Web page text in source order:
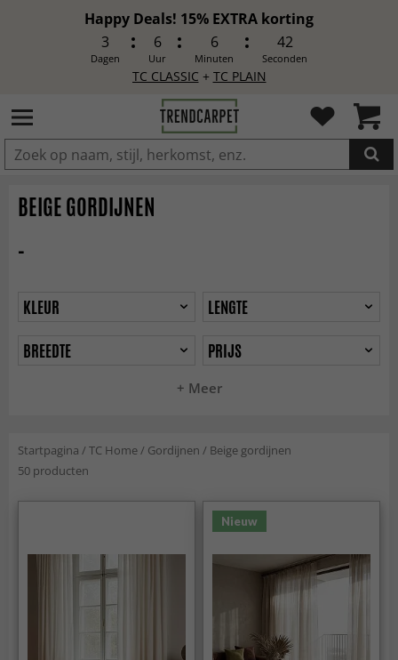
Happy Deals! 15% EXTRA korting
3
Dagen
6
Uur
6
Minuten
40
Seconden
TC CLASSIC + TC PLAIN
IN DE WINKELWAGEN GELEGD
BEIGE GORDIJNEN
-
+ Meer
KLEUR
LENGTE
BREEDTE
PRIJS
Startpagina /TC Home/ Gordijnen / Beige gordijnen
50 producten
Nieuw